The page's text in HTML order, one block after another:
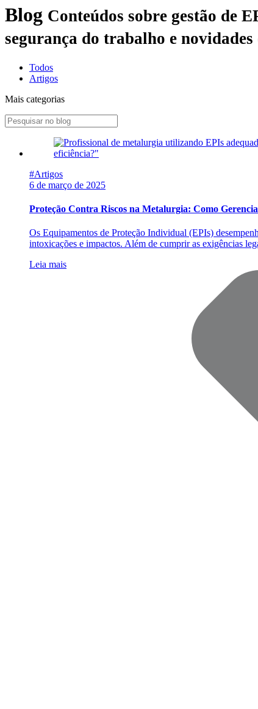
Blog Conteúdos sobre gestão de
segurança do trabalho e novidades
Todos
Artigos
Mais categorias
#Artigos
6 de março de 2025
Proteção Contra Riscos na Metalurgia: Como
Os Equipamentos de Proteção Individual (EPIs)
intoxicações e impactos. Além de cumprir as exigências
Leia mais